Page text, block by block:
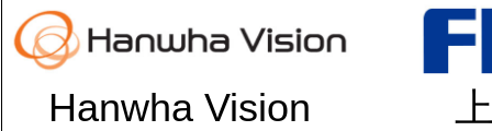
Hanwha Vision